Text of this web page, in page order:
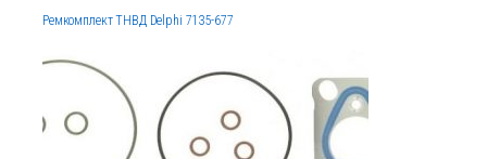
Ремкомплект ТНВД Delphi 7135-677